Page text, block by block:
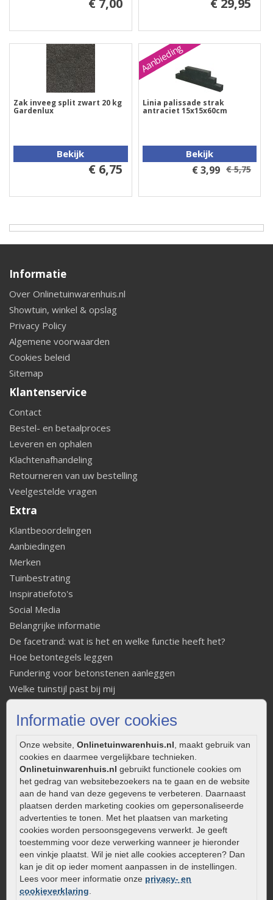
Informatie over cookies
Onze website, Onlinetuinwarenhuis.nl , maakt gebruik van
cookies en daarmee vergelijkbare technieken.
Onlinetuinwarenhuis.nl gebruikt functionele cookies om
het gedrag van websitebezoekers na te gaan en de website
aan de hand van deze gegevens te verbeteren. Daarnaast
plaatsen derden marketing cookies om gepersonaliseerde
advertenties te tonen. Met het plaatsen van marketing
cookies worden persoonsgegevens verwerkt. Je geeft
toestemming voor deze verwerking wanneer je hieronder
een vinkje plaatst. Wil je niet alle cookies accepteren? Dan
kan je dit op ieder moment aanpassen in de instellingen.
Lees voor meer informatie onze privacy- en
cookieverklaring
€ 7,00 € 29,95
Zak inveeg split zwart 20 kg
Gardenlux
Bekijk
€ 6,75
Aanbieding
Linia palissade strak
antraciet 15x15x60cm
Bekijk
€ 3,99 € 5,75
Informatie
Over Onlinetuinwarenhuis.nl
Showtuin, winkel & opslag
Privacy Policy
Algemene voorwaarden
Cookies beleid
Sitemap
Klantenservice
Contact
Bestel- en betaalproces
Leveren en ophalen
Klachtenafhandeling
Retourneren van uw bestelling
Veelgestelde vragen
Extra
Klantbeoordelingen
Aanbiedingen
Merken
Tuinbestrating
Inspiratiefoto's
Social Media
Belangrijke informatie
De facetrand: wat is het en welke functie heeft het?
Hoe betontegels leggen
Fundering voor betonstenen aanleggen
Welke tuinstijl past bij mij
Legverbanden gebakken bestrating
Aanlegtips voor gebakken bestrating
Zelf een terras aanleggen
Kleine stadstuin inrichten
0320 – 219170
Kaapstanderweg 41
8243 RB Lelystad
info@onlinetuinwarenhuis.nl
Routebeschrijving
Openingstijden